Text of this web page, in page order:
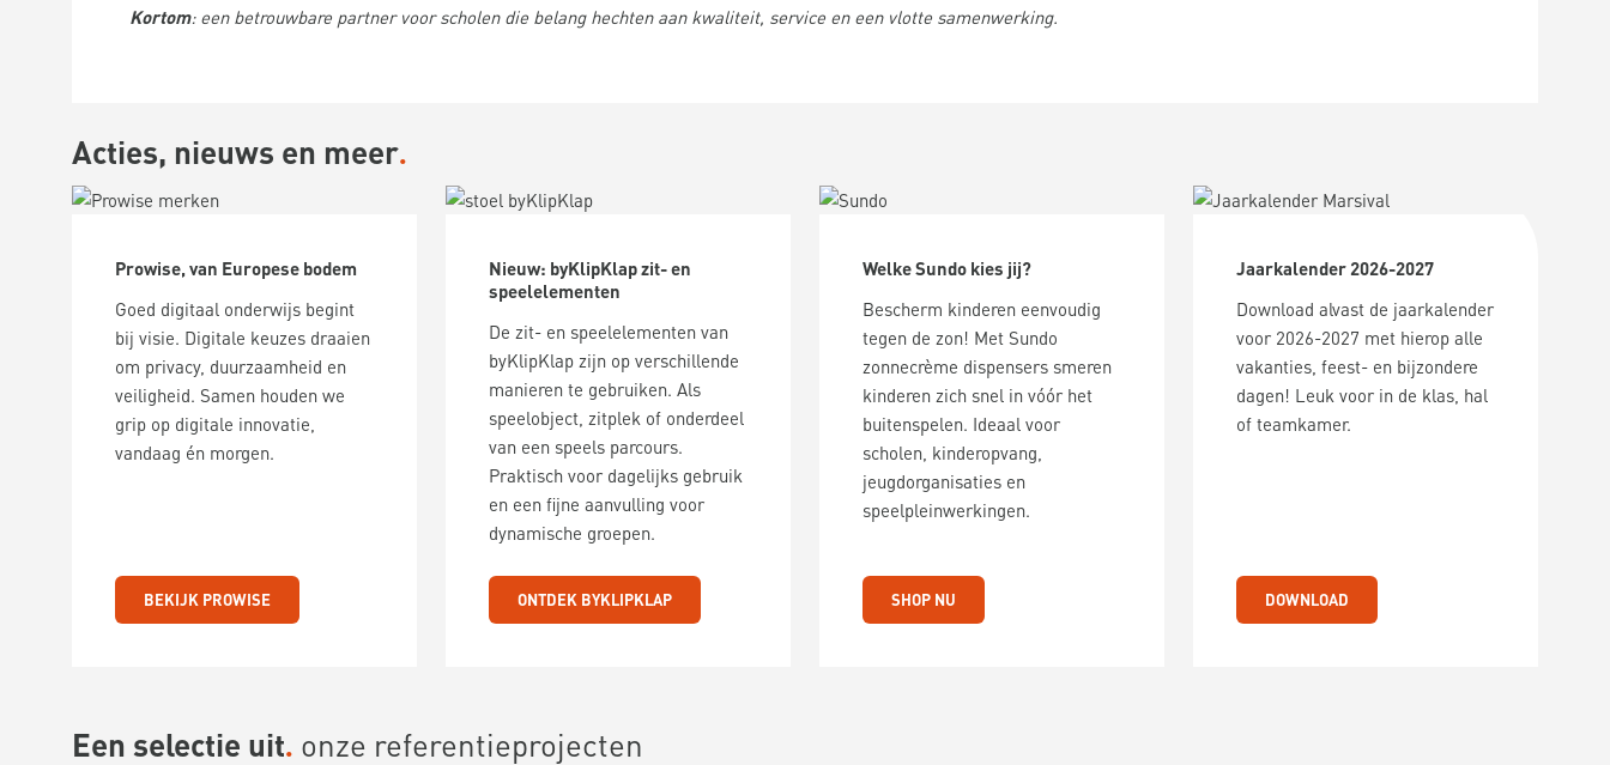
Kortom: een betrouwbare partner voor scholen die belang hechten aan kwaliteit, service en een vlotte samenwerking.
Acties, nieuws en meer
Prowise, van Europese bodem
Goed digitaal onderwijs begint
bij visie. Digitale keuzes draaien
om privacy, duurzaamheid en
veiligheid. Samen houden we
grip op digitale innovatie,
vandaag én morgen.
BEKIJK PROWISE
Nieuw: byKlipKlap zit- en
speelelementen
De zit- en speelelementen van
byKlipKlap zijn op verschillende
manieren te gebruiken. Als
speelobject, zitplek of onderdeel
van een speels parcours.
Praktisch voor dagelijks gebruik
en een fijne aanvulling voor
dynamische groepen.
ONTDEK BYKLIPKLAP
Welke Sundo kies jij?
Bescherm kinderen eenvoudig
tegen de zon! Met Sundo
zonnecrème dispensers smeren
kinderen zich snel in vóór het
buitenspelen. Ideaal voor
scholen, kinderopvang,
jeugdorganisaties en
speelpleinwerkingen.
SHOP NU
Jaarkalender 2026-2027
Download alvast de jaarkalender
voor 2026-2027 met hierop alle
vakanties, feest- en bijzondere
dagen! Leuk voor in de klas, hal
of teamkamer.
DOWNLOAD
Een selectie uit onze referentieprojecten